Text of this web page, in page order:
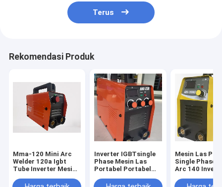
Terus
Rekomendasi Produk
Mma-120 Mini Arc
Welder 120a Igbt
Tube Inverter Mesin
Inverter IGBTsingle
Phase Mesin Las
Portabel Portabel
ARC200
Mesin Las
Single Phase
Arc 140